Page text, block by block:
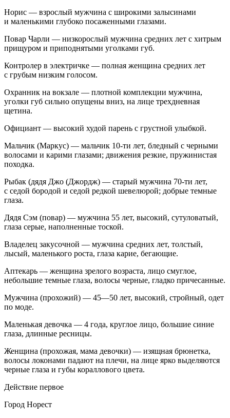
Норис — взрослый мужчина с широкими залысинами
и маленькими глубоко посаженными глазами.
Повар Чарли — низкорослый мужчина средних лет с хитрым
прищуром и приподнятыми уголками губ.
Контролер в электричке — полная женщина средних лет
с грубым низким голосом.
Охранник на вокзале — плотной комплекции мужчина,
уголки губ сильно опущены вниз, на лице трехдневная
щетина.
Официант — высокий худой парень с грустной улыбкой.
Мальчик (Маркус) — мальчик 10-ти лет, бледный с черными
волосами и карими глазами; движения резкие, пружинистая
походка.
Рыбак (дядя Джо (Джордж) — старый мужчина 70-ти лет,
с седой бородой и седой редкой шевелюрой; добрые темные
глаза.
Дядя Сэм (повар) — мужчина 55 лет, высокий, сутуловатый,
глаза серые, наполненные тоской.
Владелец закусочной — мужчина средних лет, толстый,
лысый, маленького роста, глаза карие, бегающие.
Аптекарь — женщина зрелого возраста, лицо смуглое,
небольшие темные глаза, волосы черные, гладко причесанные.
Мужчина (прохожий) — 45—50 лет, высокий, стройный, одет
по моде.
Маленькая девочка — 4 года, круглое лицо, большие синие
глаза, длинные ресницы.
Женщина (прохожая, мама девочки) — изящная брюнетка,
волосы локонами падают на плечи, на лице ярко выделяются
черные глаза и губы кораллового цвета.
Действие первое
Город Норест